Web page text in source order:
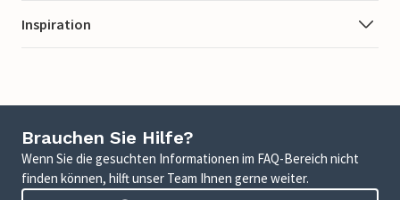
Inspiration
Brauchen Sie Hilfe?
Wenn Sie die gesuchten Informationen im FAQ-Bereich nicht
finden können, hilft unser Team Ihnen gerne weiter.